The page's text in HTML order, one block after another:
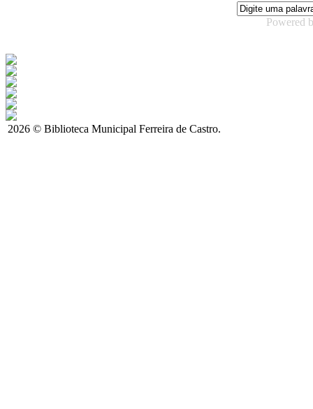
Powered
2026 © Biblioteca Municipal Ferreira de Castro.